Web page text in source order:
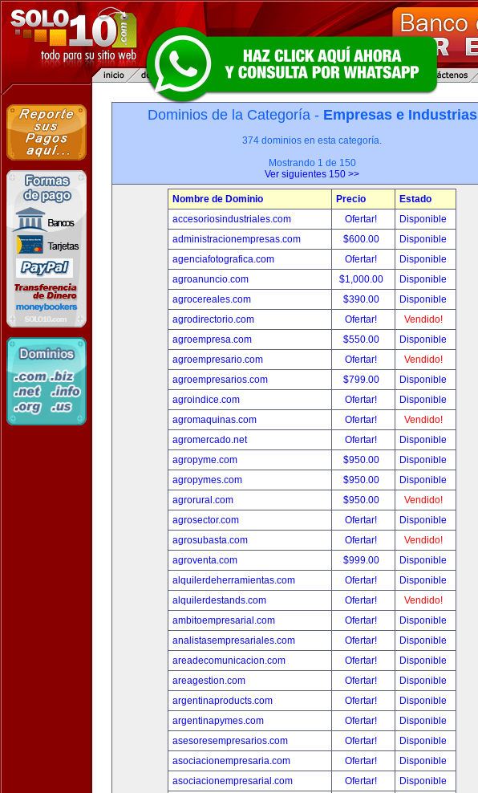
Dominios de la Categoría - Empresas e Industrias
374 dominios en esta categoría.
Mostrando 1 de 150
Ver siguientes 150 >>
Nombre de Dominio Precio
Estado
accesoriosindustriales.com
Ofertar!
Disponible
administracionempresas.com
$600.00
Disponible
agenciafotografica.com
Ofertar!
Disponible
agroanuncio.com
$1,000.00
Disponible
agrocereales.com
$390.00
Disponible
agrodirectorio.com
Ofertar!
Vendido!
agroempresa.com
$550.00
Disponible
agroempresario.com
Ofertar!
Vendido!
agroempresarios.com
$799.00
Disponible
agroindice.com
Ofertar!
Disponible
agromaquinas.com
Ofertar!
Vendido!
agromercado.net
Ofertar!
Disponible
agropyme.com
$950.00
Disponible
agropymes.com
$950.00
Disponible
agrorural.com
$950.00
Vendido!
agrosector.com
Ofertar!
Disponible
agrosubasta.com
Ofertar!
Vendido!
agroventa.com
$999.00
Disponible
alquilerdeherramientas.com
Ofertar!
Disponible
alquilerdestands.com
Ofertar!
Vendido!
ambitoempresarial.com
Ofertar!
Disponible
analistasempresariales.com
Ofertar!
Disponible
areadecomunicacion.com
Ofertar!
Disponible
areagestion.com
Ofertar!
Disponible
argentinaproducts.com
Ofertar!
Disponible
argentinapymes.com
Ofertar!
Disponible
asesoresempresarios.com
Ofertar!
Disponible
asociacionempresaria.com
Ofertar!
Disponible
asociacionempresarial.com
Ofertar!
Disponible